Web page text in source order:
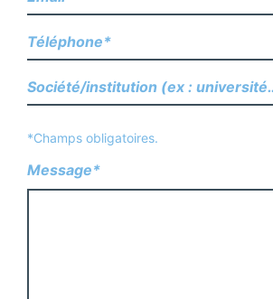
*Champs obligatoires.
Message*